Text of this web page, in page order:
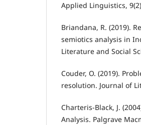
Applied Linguistics,
Briandana, R. (2019).
semiotics analysis in
Literature and Social
Couder, O. (2019).
resolution. Journal of
Charteris-Black, J.
Analysis. Palgrave